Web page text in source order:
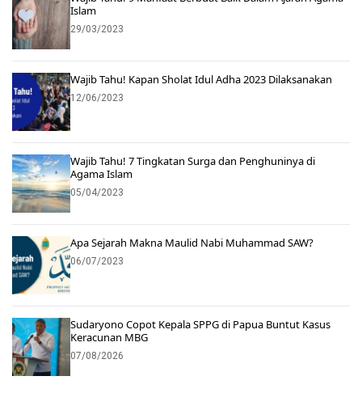
Islam
29/03/2023
Wajib Tahu! Kapan Sholat Idul Adha 2023 Dilaksanakan
12/06/2023
Wajib Tahu! 7 Tingkatan Surga dan Penghuninya di
Agama Islam
05/04/2023
Apa Sejarah Makna Maulid Nabi Muhammad SAW?
06/07/2023
Sudaryono Copot Kepala SPPG di Papua Buntut Kasus
Keracunan MBG
07/08/2026